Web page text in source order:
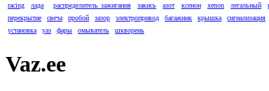
racing
лада распределитель зажигания закись азот ксенон xenon легальный
перекрытие
свеча пробой зазор электропривод багажник крышка сигнализация
установка
уаз фары омыватель шкворень
Vaz.ee